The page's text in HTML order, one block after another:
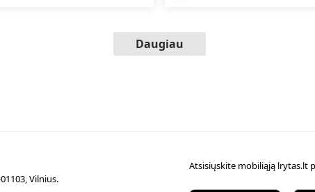
Daugiau
Vilnius.
Atsisiųskite mobiliąją lrytas.lt